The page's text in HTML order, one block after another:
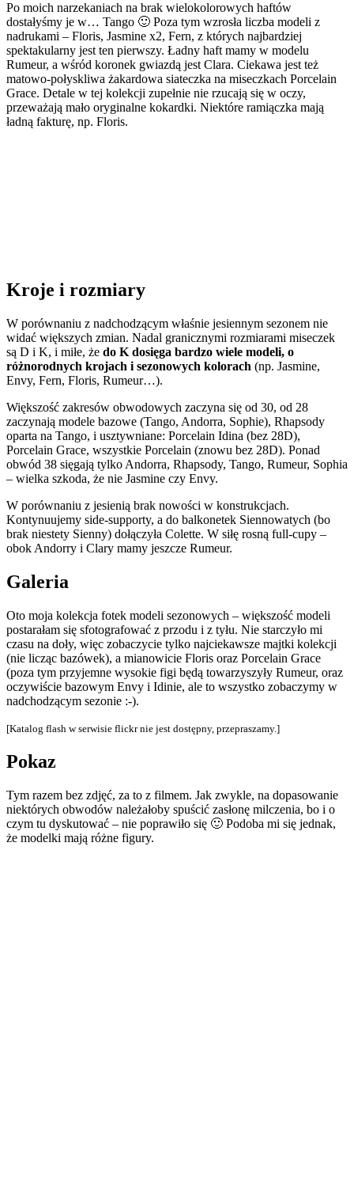
Po moich narzekaniach na brak wielokolorowych haftów
dostałyśmy je w… Tango 🙂 Poza tym wzrosła liczba modeli z
nadrukami – Floris, Jasmine x2, Fern, z których najbardziej
spektakularny jest ten pierwszy. Ładny haft mamy w modelu
Rumeur, a wśród koronek gwiazdą jest Clara. Ciekawa jest też
matowo-połyskliwa żakardowa siateczka na miseczkach Porcelain
Grace. Detale w tej kolekcji zupełnie nie rzucają się w oczy,
przeważają mało oryginalne kokardki. Niektóre ramiączka mają
ładną fakturę, np. Floris.
Kroje i rozmiary
W porównaniu z nadchodzącym właśnie jesiennym sezonem nie
widać większych zmian. Nadal granicznymi rozmiarami miseczek
są D i K, i miłe, że do K dosięga bardzo wiele modeli, o
różnorodnych krojach i sezonowych kolorach (np. Jasmine,
Envy, Fern, Floris, Rumeur…).
Większość zakresów obwodowych zaczyna się od 30, od 28
zaczynają modele bazowe (Tango, Andorra, Sophie), Rhapsody
oparta na Tango, i usztywniane: Porcelain Idina (bez 28D),
Porcelain Grace, wszystkie Porcelain (znowu bez 28D). Ponad
obwód 38 sięgają tylko Andorra, Rhapsody, Tango, Rumeur, Sophia
– wielka szkoda, że nie Jasmine czy Envy.
W porównaniu z jesienią brak nowości w konstrukcjach.
Kontynuujemy side-supporty, a do balkonetek Siennowatych (bo
brak niestety Sienny) dołączyła Colette. W siłę rosną full-cupy –
obok Andorry i Clary mamy jeszcze Rumeur.
Galeria
Oto moja kolekcja fotek modeli sezonowych – większość modeli
postarałam się sfotografować z przodu i z tyłu. Nie starczyło mi
czasu na doły, więc zobaczycie tylko najciekawsze majtki kolekcji
(nie licząc bazówek), a mianowicie Floris oraz Porcelain Grace
(poza tym przyjemne wysokie figi będą towarzyszyły Rumeur, oraz
oczywiście bazowym Envy i Idinie, ale to wszystko zobaczymy w
nadchodzącym sezonie :-).
[Katalog flash w serwisie flickr nie jest dostępny, przepraszamy.]
Pokaz
Tym razem bez zdjęć, za to z filmem. Jak zwykle, na dopasowanie
niektórych obwodów należałoby spuścić zasłonę milczenia, bo i o
czym tu dyskutować – nie poprawiło się 🙂 Podoba mi się jednak,
że modelki mają różne figury.